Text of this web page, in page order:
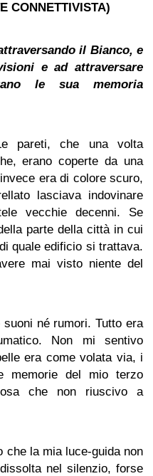
CONNETTIVISTA)
il Bianco, e
e ad attraversare
le sua memoria
pareti, che una volta
erano coperte da una
era di colore scuro,
lasciava indovinare
vecchie decenni. Se
parte della città in cui
quale edificio si trattava.
mai visto niente del
né rumori. Tutto era
Non mi sentivo
era come volata via, i
memorie del mio terzo
che non riuscivo a
che la mia luce-guida non
nel silenzio, forse